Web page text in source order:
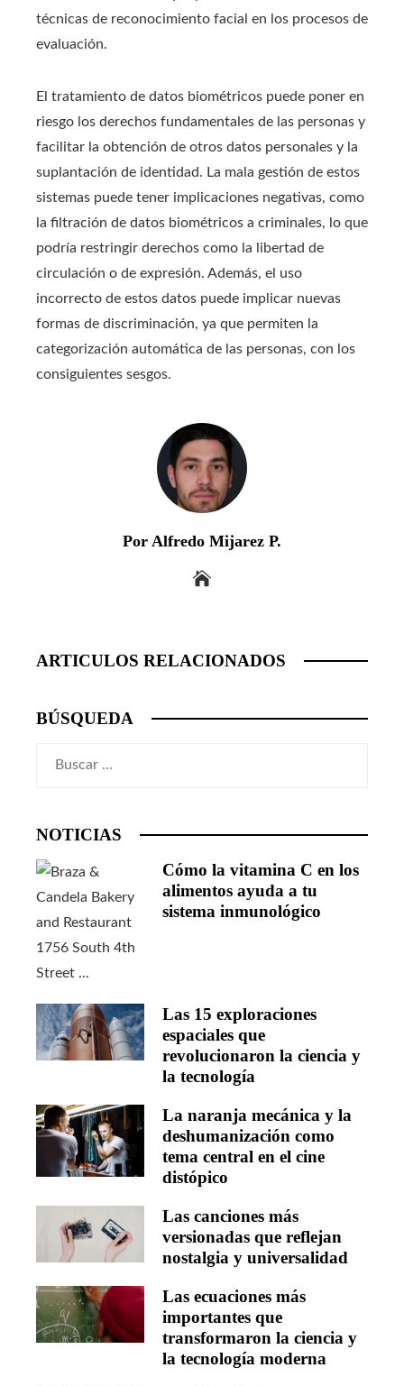
técnicas de reconocimiento facial en los procesos de
evaluación.
El tratamiento de datos biométricos puede poner en
riesgo los derechos fundamentales de las personas y
facilitar la obtención de otros datos personales y la
suplantación de identidad. La mala gestión de estos
sistemas puede tener implicaciones negativas, como
la filtración de datos biométricos a criminales, lo que
podría restringir derechos como la libertad de
circulación o de expresión. Además, el uso
incorrecto de estos datos puede implicar nuevas
formas de discriminación, ya que permiten la
categorización automática de las personas, con los
consiguientes sesgos.
Por Alfredo Mijarez P.
ARTICULOS RELACIONADOS
BÚSQUEDA
NOTICIAS
Cómo la vitamina C en los
alimentos ayuda a tu
sistema inmunológico
Las 15 exploraciones
espaciales que
revolucionaron la ciencia y
la tecnología
La naranja mecánica y la
deshumanización como
tema central en el cine
distópico
Las canciones más
versionadas que reflejan
nostalgia y universalidad
Las ecuaciones más
importantes que
transformaron la ciencia y
la tecnología moderna